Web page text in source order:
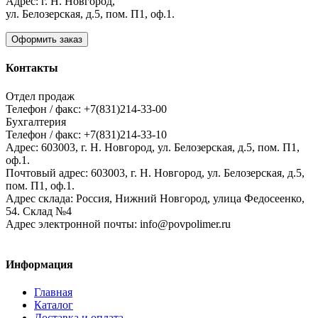
ул. Белозерская, д.5, пом. П1, оф.1.
Оформить заказ
Контакты
Отдел продаж
Телефон / факс: +7(831)214-33-00
Бухгалтерия
Телефон / факс: +7(831)214-33-10
Адрес: 603003, г. Н. Новгород, ул. Белозерская, д.5, пом. П1,
оф.1.
Почтовый адрес: 603003, г. Н. Новгород, ул. Белозерская, д.5,
пом. П1, оф.1.
Адрес склада: Россия, Нижний Новгород, улица Федосеенко,
54. Склад №4
Адрес электронной почты: info@povpolimer.ru
Информация
Главная
Каталог